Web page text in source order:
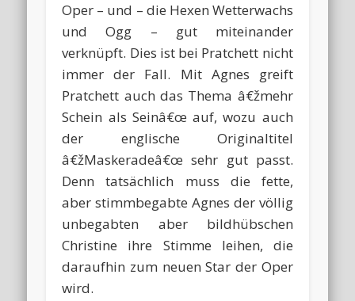
Oper – und – die Hexen Wetterwachs
und Ogg – gut miteinander
verknüpft. Dies ist bei Pratchett nicht
immer der Fall. Mit Agnes greift
Pratchett auch das Thema â€žmehr
Schein als Seinâ€œ auf, wozu auch
der englische Originaltitel
â€žMaskeradeâ€œ sehr gut passt.
Denn tatsächlich muss die fette,
aber stimmbegabte Agnes der völlig
unbegabten aber bildhübschen
Christine ihre Stimme leihen, die
daraufhin zum neuen Star der Oper
wird.